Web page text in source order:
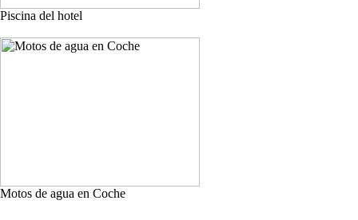
Piscina del hotel
Motos de agua en Coche